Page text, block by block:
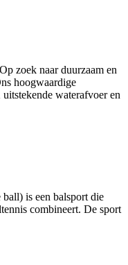
zoek naar duurzaam en
hoogwaardige
waterafvoer en
is een balsport die
combineert. De sport